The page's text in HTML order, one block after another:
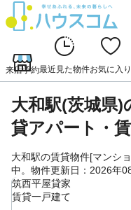
来店予約最近見た物件お気に入り
大和駅(茨城県
貸アパート・
大和駅の賃貸物件[マンシ
中。物件更新日：2026年
筑西平屋貸家
賃貸一戸建て